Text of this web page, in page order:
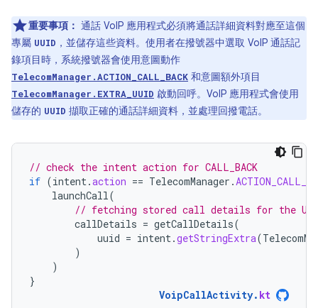
重要事項： 通話 VoIP 應用程式必須將通話詳細資料對應至這個
專屬 UUID ，並儲存這些資料。使用者在撥號器中選取 VoIP 通話記
錄項目時，系統撥號器會使用意圖動作
TelecomManager.ACTION_CALL_BACK 和意圖額外項目
TelecomManager.EXTRA_UUID 啟動回呼。VoIP 應用程式會使用
儲存的 UUID 擷取正確的通話詳細資料，並處理回撥電話。
// check the intent action for CALL_BACK
if (intent.action == TelecomManager .
launchCall(
// fetching stored call details for the
callDetails = getCallDetails(
uuid = intent.getStringExtra(
)
)
}
VoipCallActivity. kt